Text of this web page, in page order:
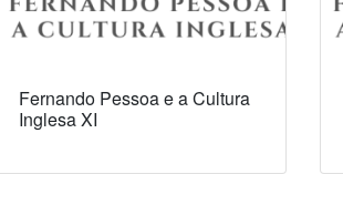
Fernando Pessoa e a Cultura
Inglesa XI